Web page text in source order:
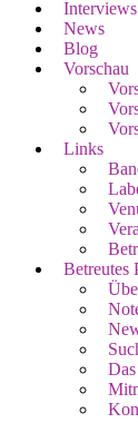
Interviews
News
Blog
Vorschau
Links
Betreutes